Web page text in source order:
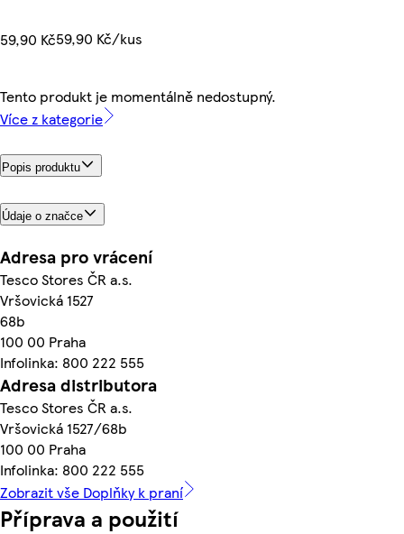
59,90 Kč59,90 Kč/kus
Tento produkt je momentálně nedostupný.
Více z kategorie
Popis produktu
Údaje o značce
Adresa pro vrácení
Tesco Stores ČR a.s.
Vršovická 1527
68b
100 00 Praha
Infolinka: 800 222 555
Adresa distributora
Tesco Stores ČR a.s.
Vršovická 1527/68b
100 00 Praha
Infolinka: 800 222 555
Zobrazit vše Doplňky k praní
Příprava a použití